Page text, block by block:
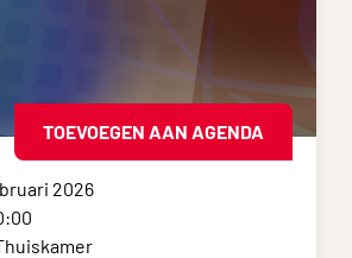
TOEVOEGEN AAN AGENDA
2026